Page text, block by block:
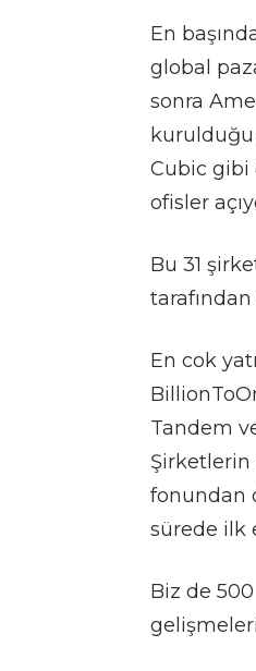
En
global
sonra
kurulduğu
Cubic gibi
ofisler
Bu 31
En cok
Tandem
Şirketlerin
fonundan
sürede ilk
Biz de